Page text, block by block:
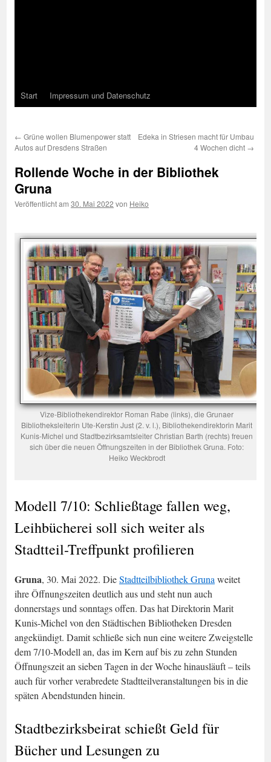
Start Impressum und Datenschutz
← Grüne wollen Blumenpower statt
Autos auf Dresdens Straßen
Edeka in Striesen macht für Umbau
4 Wochen dicht →
Rollende Woche in der Bibliothek
Gruna
Veröffentlicht am 30. Mai 2022 von Heiko
Vize-Bibliothekendirektor Roman Rabe (links), die Grunaer
Bibliotheksleiterin Ute-Kerstin Just (2. v. l.), Bibliothekendirektorin Marit
Kunis-Michel und Stadtbezirksamtsleiter Christian Barth (rechts) freuen
sich über die neuen Öffnungszeiten in der Bibliothek Gruna. Foto:
Heiko Weckbrodt
Modell 7/10: Schließtage fallen weg,
Leihbücherei soll sich weiter als
Stadtteil-Treffpunkt profilieren
Gruna, 30. Mai 2022. DieStadtteilbibliothek Grunaweitet
ihre Öffnungszeiten deutlich aus und steht nun auch
donnerstags und sonntags offen. Das hat Direktorin Marit
Kunis-Michel von den Städtischen Bibliotheken Dresden
angekündigt. Damit schließe sich nun eine weitere Zweigstelle
dem 7/10-Modell an, das im Kern auf bis zu zehn Stunden
Öffnungszeit an sieben Tagen in der Woche hinausläuft – teils
auch für vorher verabredete Stadtteilveranstaltungen bis in die
späten Abendstunden hinein.
Stadtbezirksbeirat schießt Geld für
Bücher und Lesungen zu